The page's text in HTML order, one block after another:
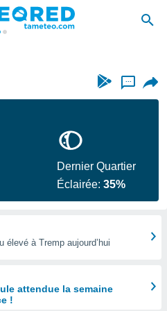
...
Dernier Quartier
Éclairée:35%
élevé à Tremp aujourd’hui
attendue la semaine
!